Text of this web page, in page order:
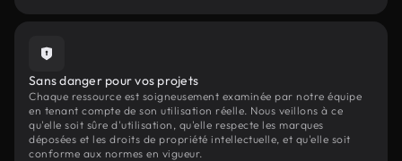
Sans danger pour vos projets
Chaque ressource est soigneusement examinée par notre équipe
en tenant compte de son utilisation réelle. Nous veillons à ce
qu'elle soit sûre d'utilisation, qu'elle respecte les marques
déposées et les droits de propriété intellectuelle, et qu'elle soit
conforme aux normes en vigueur.